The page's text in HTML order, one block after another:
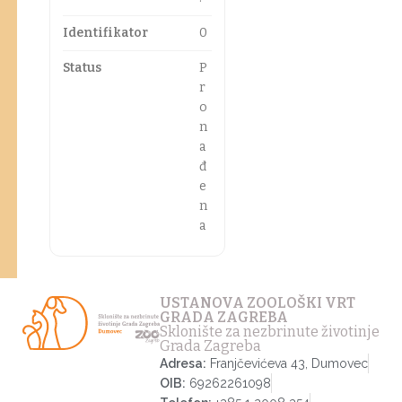
Identifikator 0
Status
P
r
o
n
a
đ
e
n
a
USTANOVA ZOOLOŠKI VRT
GRADA ZAGREBA
Sklonište za nezbrinute životinje
Grada Zagreba
Adresa: Franjčevićeva 43, Dumovec
OIB: 69262261098